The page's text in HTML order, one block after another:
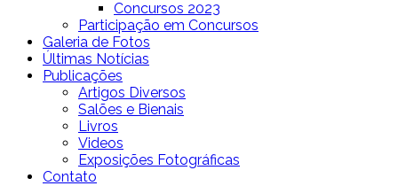
Concursos 2023
Participação em Concursos
Galeria de Fotos
Últimas Notícias
Publicações
Artigos Diversos
Salões e Bienais
Livros
Videos
Exposições Fotográficas
Contato